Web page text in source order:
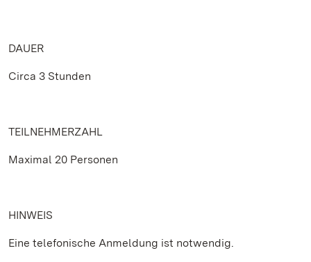
DAUER
Circa 3 Stunden
TEILNEHMERZAHL
Maximal 20 Personen
HINWEIS
Eine telefonische Anmeldung ist notwendig.